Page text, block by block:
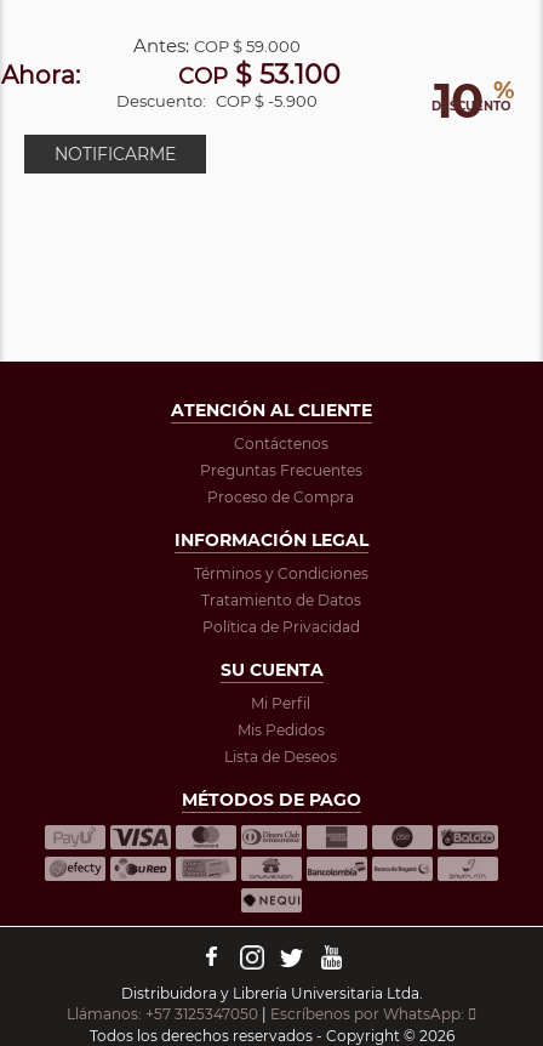
10 %
DESCUENTO
Antes:COP$ 59.000
Ahora: COP $ 53.100
Descuento: COP $ -5.900
NOTIFICARME
ATENCIÓN AL CLIENTE
Contáctenos
Preguntas Frecuentes
Proceso de Compra
INFORMACIÓN LEGAL
Términos y Condiciones
Tratamiento de Datos
Política de Privacidad
SU CUENTA
Mi Perfil
Mis Pedidos
Lista de Deseos
MÉTODOS DE PAGO
Distribuidora y Librería Universitaria Ltda.
Llámanos: +57 3125347050 | Escríbenos por WhatsApp:
Todos los derechos reservados - Copyright © 2026